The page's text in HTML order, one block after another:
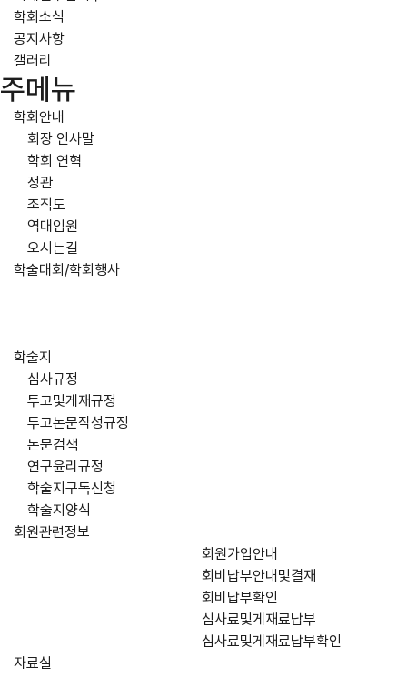
학회소식
공지사항
갤러리
주메뉴
학회안내
회장 인사말
학회 연혁
정관
조직도
역대임원
오시는길
학술대회/학회행사
학술지
심사규정
투고및게재규정
투고논문작성규정
논문검색
연구윤리규정
학술지구독신청
학술지양식
회원관련정보
회원가입안내
회비납부안내및결재
회비납부확인
심사료및게재료납부
심사료및게재료납부확인
자료실